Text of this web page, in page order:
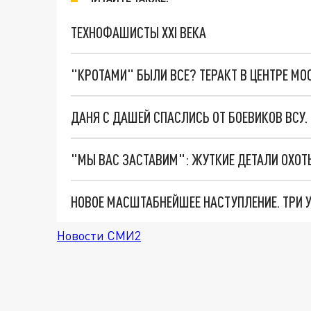
ТЕХНОФАШИСТЫ XXI ВЕКА
"КРОТАМИ" БЫЛИ ВСЕ? ТЕРАКТ В ЦЕНТРЕ
ДАНЯ С ДАШЕЙ СПАСЛИСЬ ОТ БОЕВИКОВ
Новости СМИ2